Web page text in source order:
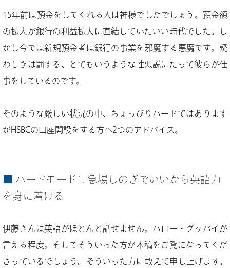
15年前は預金をしてくれる人は神様でしたでしょう。預金額
の拡大が銀行の利益拡大に直結していたいい時代でした。し
かし今では新規預金者は銀行の事業を邪魔する悪魔です。疑
わしきは罰する、とでもいうような性悪説にたって彼らが仕
事をしているのです。
そのような厳しい状況の中、ちょっぴりハードではあります
がHSBCの口座開設をする方へ2つのアドバイス。
ハードモード1. 急場しのぎでいいから英語力
を身に着ける
伊藤さんは英語がほとんど話せません。ハロー・グッバイが
言える程度。そしてそういった方が本稿をご覧になってくだ
さっているでしょう。そういった方に敢えて申し上げます。